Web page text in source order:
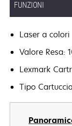
FUNZIONI
Laser a colori
Valore Resa:
Lexmark
Tipo